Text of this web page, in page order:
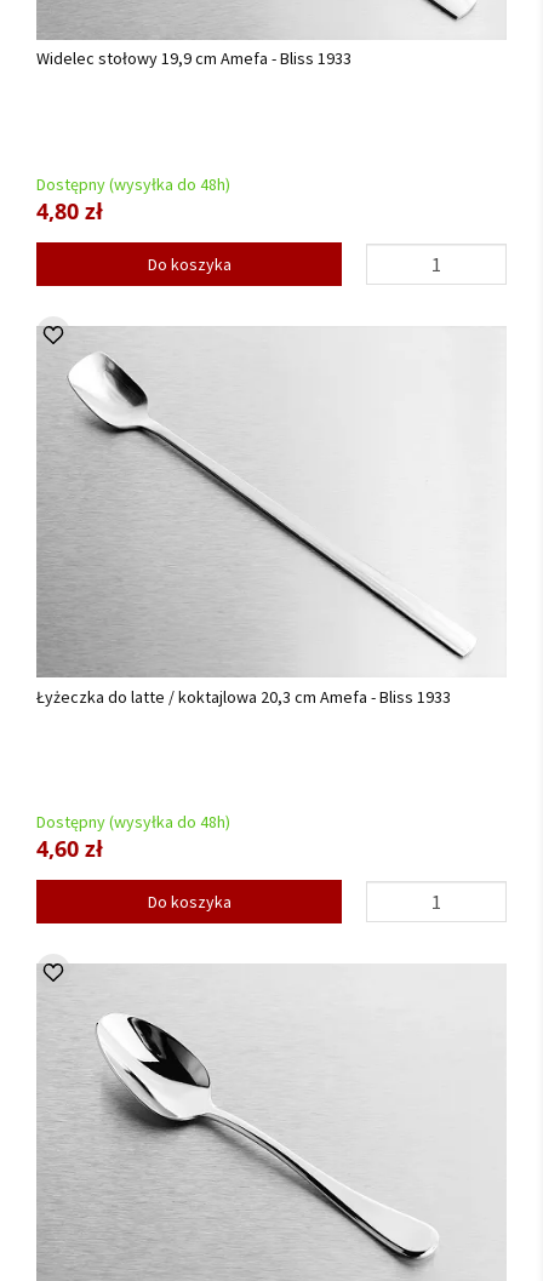
Widelec stołowy 19,9 cm Amefa - Bliss 1933
Dostępny (wysyłka do 48h)
4,80 zł
Do koszyka
Łyżeczka do latte / koktajlowa 20,3 cm Amefa - Bliss 1933
Dostępny (wysyłka do 48h)
4,60 zł
Do koszyka